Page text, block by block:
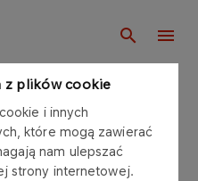
z plików cookie
i innych
które mogą zawierać
nam ulepszać
strony internetowej.